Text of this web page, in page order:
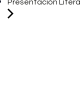
Presentación